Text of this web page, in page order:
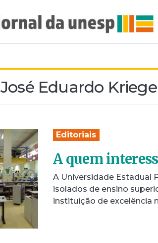
José Eduardo
Editoriais
A quem
A Universidade Estadual
isolados de ensino
instituição de excelência